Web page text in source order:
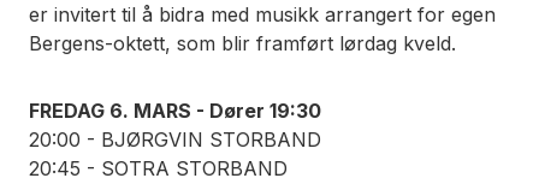
er invitert til å bidra med musikk arrangert for egen
Bergens-oktett, som blir framført lørdag kveld.
FREDAG 6. MARS - Dører 19:30
20:00 - BJØRGVIN STORBAND
20:45 - SOTRA STORBAND